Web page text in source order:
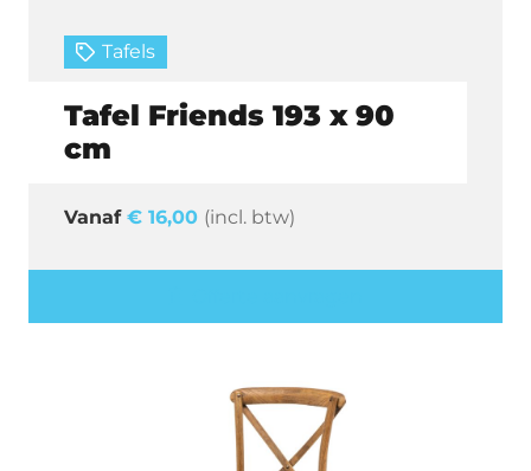
Tafels
Tafel Friends 193 x 90
cm
€ 16,00 (incl. btw)